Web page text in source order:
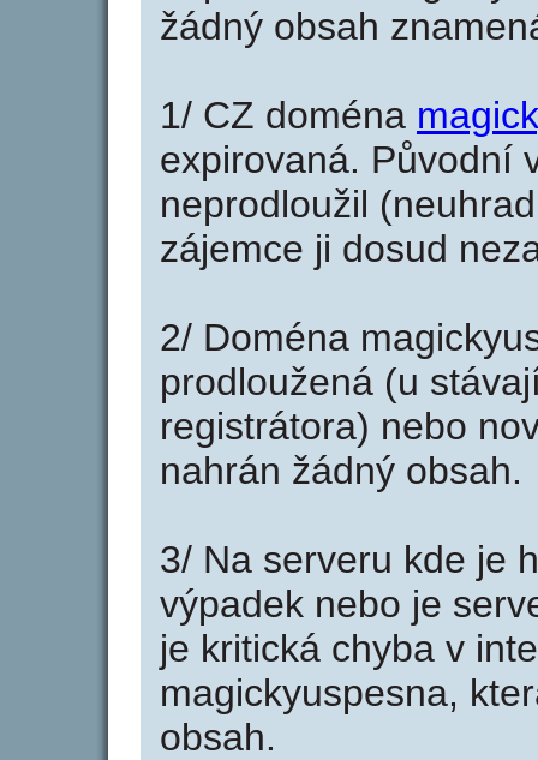
žádný obsah
1/ CZ doména
expirovaná. Původní
neprodloužil
zájemce ji dosud
2/ Doména
prodloužená (u
registrátora) nebo
nahrán žádný obsah.
3/ Na serveru kde je
výpadek nebo je
je kritická chyba v
magickyuspesna,
obsah.